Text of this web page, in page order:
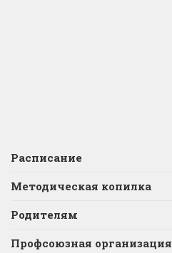
Расписание
Методическая копилка
Родителям
Профсоюзная организация